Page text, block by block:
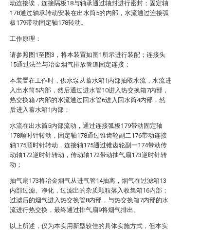
动连接诶，连接隔板18与轴承通过轴封进行密封；固定轴
178通过轴承转动安装在出水筒5的内部，水流通过连接弧
板179带动固定轴178转动。
工作原理：
请参照图1至图3，将本装置如图1所示进行装配；连接头
15通过法兰与冶金烟气排放管道固定连接；
本装置在工作时，供水泵从蓄水箱1内部抽取水流，水流进
入出水筒5内部，然后通过进水管10进入热交换箱7内部，
热交换箱7内部的水流通过回水管6进入回水筒4内部，然
后进入蓄水箱1内部；
水流在出水筒5内部流动，通过连接弧板179带动固定轴
178顺时针转动，固定轴178通过锥齿轮副二176带动连接
轴175顺时针转动，连接轴175通过锥齿轮副一174带动传
动轴172逆时针转动，传动轴172带动抽气扇173逆时针转
动；
抽气扇173将冶金烟气从进气管14抽离，烟气在过滤箱13
内部过滤、净化，过滤出的杂质颗粒落入收集箱16内部；
过滤后的烟气进入热交换管8内部，与热交换箱7内部的水
流进行热交换，最终通过排气扇9将烟气排出。
以上所述，仅为本实用新型较佳的具体实施方式，但本实